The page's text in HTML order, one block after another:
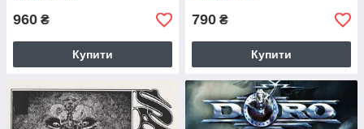
960 ₴
Купити
790 ₴
Купити